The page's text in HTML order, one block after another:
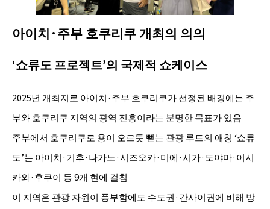
아이치·주부 호쿠리쿠 개최의 의의
‘쇼류도 프로젝트’의 국제적 쇼케이스
2025년 개최지로 아이치·주부 호쿠리쿠가 선정된 배경에는 주
부와 호쿠리쿠 지역의 광역 진흥이라는 분명한 목표가 있음
주부에서 호쿠리쿠로 용이 오르듯 뻗는 관광 루트의 애칭 ‘쇼류
도’는 아이치·기후·나가노·시즈오카·미에·시가·도야마·이시
카와·후쿠이 등 9개 현에 걸침
이 지역은 관광 자원이 풍부함에도 수도권·간사이권에 비해 방